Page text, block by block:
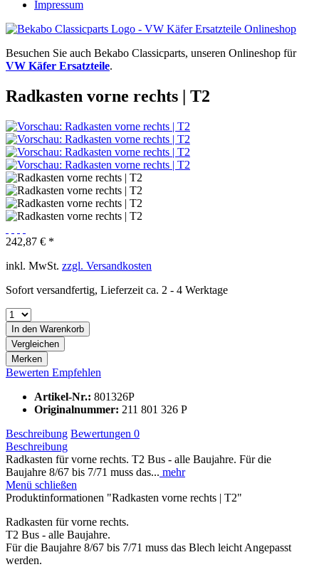
Impressum
Besuchen Sie auch Bekabo Classicparts, unseren Onlineshop für
VW Käfer Ersatzteile.
Radkasten vorne rechts | T2
242,87 € *
inkl. MwSt. zzgl. Versandkosten
Sofort versandfertig, Lieferzeit ca. 2 - 4 Werktage
In den Warenkorb
Vergleichen
Merken
Bewerten Empfehlen
Artikel-Nr.: 801326P
Originalnummer: 211 801 326 P
Beschreibung Bewertungen 0
Beschreibung
Radkasten für vorne rechts. T2 Bus - alle Baujahre. Für die
Baujahre 8/67 bis 7/71 muss das... mehr
Menü schließen
Produktinformationen "Radkasten vorne rechts | T2"
Radkasten für vorne rechts.
T2 Bus - alle Baujahre.
Für die Baujahre 8/67 bis 7/71 muss das Blech leicht Angepasst
werden.